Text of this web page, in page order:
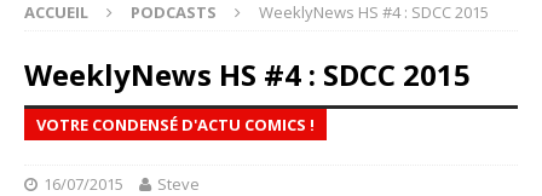
ACCUEIL PODCASTS WeeklyNews HS #4 : SDCC 2015
WeeklyNews HS #4 : SDCC 2015
VOTRE CONDENSÉ D'ACTU COMICS !
16/07/2015 Steve